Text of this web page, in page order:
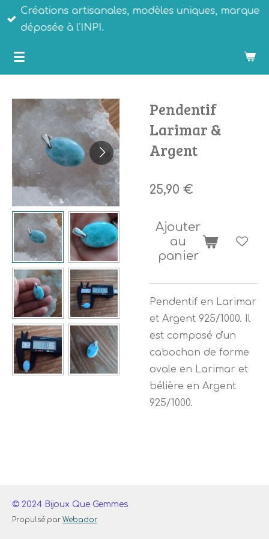
Passer
principal
Créations artisanales, modèles uniques, marque
déposée à l'INPI.
Pendentif
Larimar &
Argent
25,90 €
Ajouter
au
panier
Pendentif en Larimar
et Argent 925/1000. Il
est composé d'un
cabochon de forme
ovale en Larimar et
bélière en Argent
925/1000.
© 2024 Bijoux Que Gemmes
Propulsé par Webador